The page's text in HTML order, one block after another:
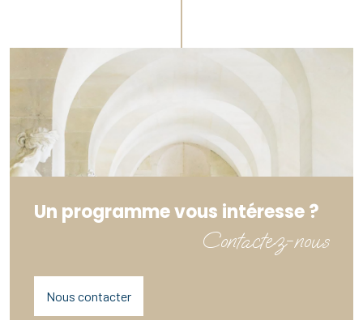
Un programme vous intéresse ?
Contactez-nous
Nous contacter